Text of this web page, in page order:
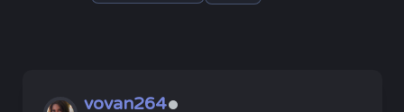
vovan264